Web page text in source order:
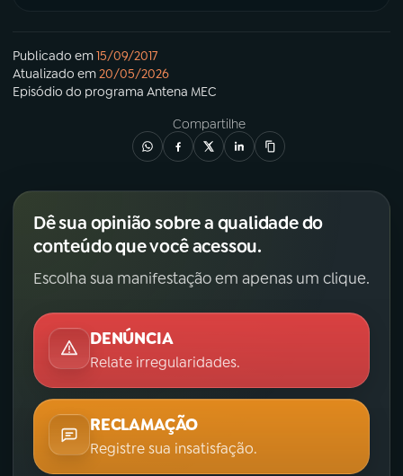
Publicado em15/09/2017
Atualizado em20/05/2026
Episódio do programa Antena MEC
Compartilhe
Dê sua opinião sobre a qualidade do
conteúdo que você acessou.
Escolha sua manifestação em apenas um clique.
DENÚNCIA
Relate irregularidades.
RECLAMAÇÃO
Registre sua insatisfação.